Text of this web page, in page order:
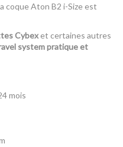
coque Aton B2 i-Size est
Cybexet certaines autres
system pratique et
mois